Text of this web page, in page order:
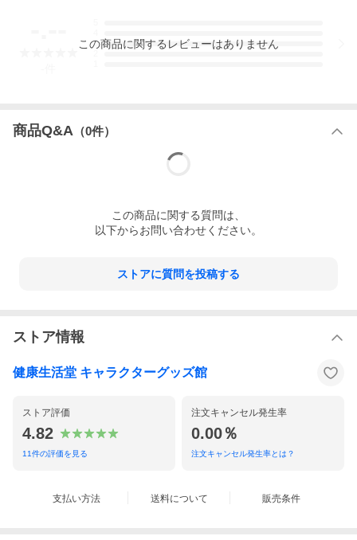
3
この商品に関するレビューはありません
商品Q&A （0件）
この商品に関する質問は、
以下からお問い合わせください。
ストアに質問を投稿する
ストア情報
健康生活堂 キャラクターグッズ館
ストア評価
4.82
11件の評価を見る
注文キャンセル発生率
0.00％
注文キャンセル発生率とは？
支払い方法 送料について 販売条件